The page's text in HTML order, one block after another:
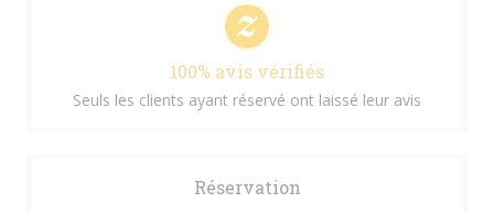
100% avis vérifiés
Seuls les clients ayant réservé ont laissé leur avis
Réservation